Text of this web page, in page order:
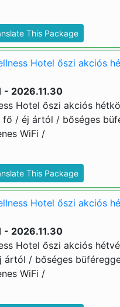
This Package
Hotel őszi akciós
- 2026.11.30
Hotel őszi akciós
fő / éj ártól / bőséges
WiFi /
This Package
Hotel őszi akciós
- 2026.11.30
Hotel őszi akciós
ártól / bőséges
WiFi /